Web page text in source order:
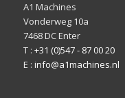
A1 Machines
Vonderweg 10a
7468 DC Enter
T : +31 (0)547 - 87 00 20
E : info@a1machines.nl